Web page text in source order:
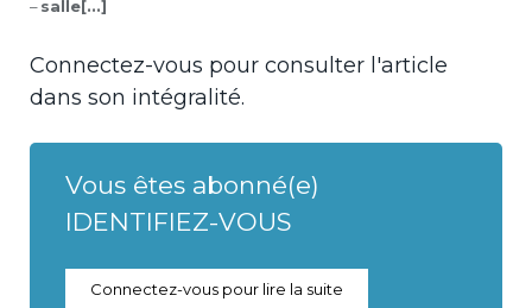
–salle[...]
Connectez-vous pour consulter l'article
dans son intégralité.
Vous êtes abonné(e)
IDENTIFIEZ-VOUS
Connectez-vous pour lire la suite